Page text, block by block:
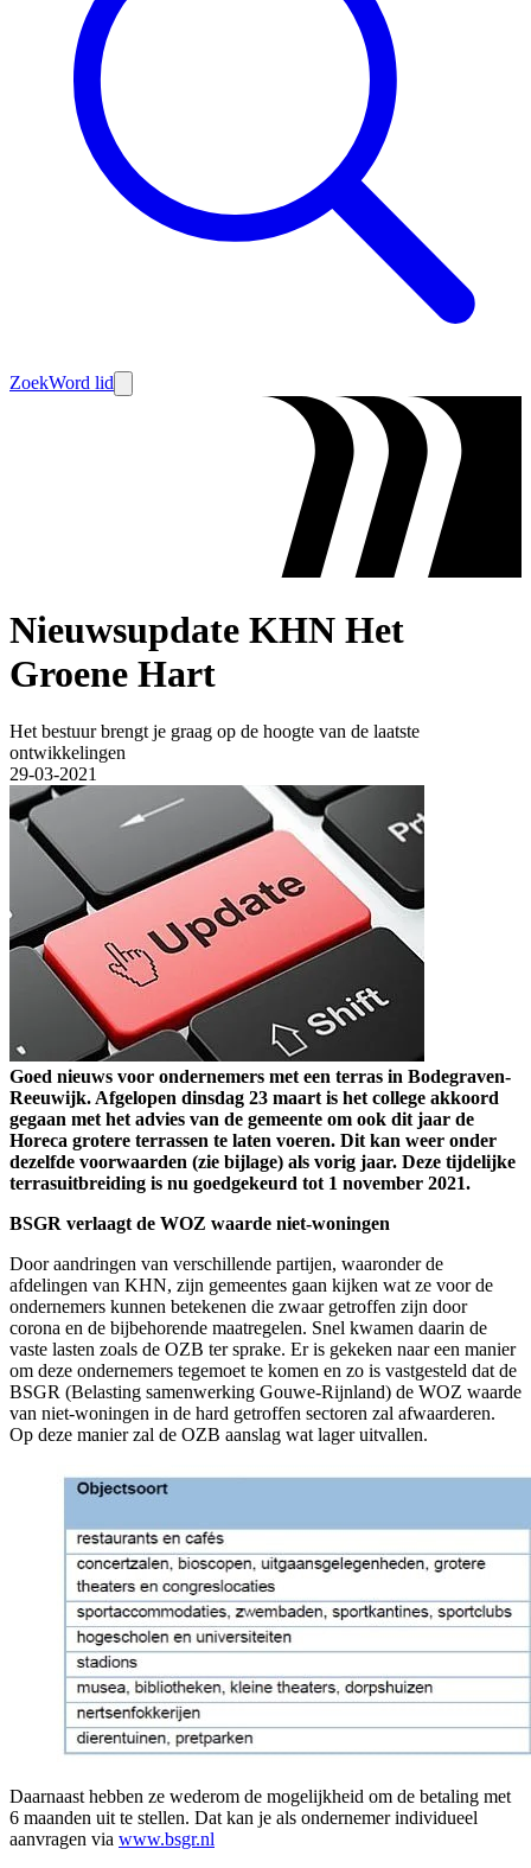
ZoekWord lid
Nieuwsupdate KHN Het
Groene Hart
Het bestuur brengt je graag op de hoogte van de laatste
ontwikkelingen
29-03-2021
Goed nieuws voor ondernemers met een terras in Bodegraven-
Reeuwijk. Afgelopen dinsdag 23 maart is het college akkoord
gegaan met het advies van de gemeente om ook dit jaar de
Horeca grotere terrassen te laten voeren. Dit kan weer onder
dezelfde voorwaarden (zie bijlage) als vorig jaar. Deze tijdelijke
terrasuitbreiding is nu goedgekeurd tot 1 november 2021.
BSGR verlaagt de WOZ waarde niet-woningen
Door aandringen van verschillende partijen, waaronder de
afdelingen van KHN, zijn gemeentes gaan kijken wat ze voor de
ondernemers kunnen betekenen die zwaar getroffen zijn door
corona en de bijbehorende maatregelen. Snel kwamen daarin de
vaste lasten zoals de OZB ter sprake. Er is gekeken naar een manier
om deze ondernemers tegemoet te komen en zo is vastgesteld dat de
BSGR (Belasting samenwerking Gouwe-Rijnland) de WOZ waarde
van niet-woningen in de hard getroffen sectoren zal afwaarderen.
Op deze manier zal de OZB aanslag wat lager uitvallen.
Daarnaast hebben ze wederom de mogelijkheid om de betaling met
6 maanden uit te stellen. Dat kan je als ondernemer individueel
aanvragen via www.bsgr.nl